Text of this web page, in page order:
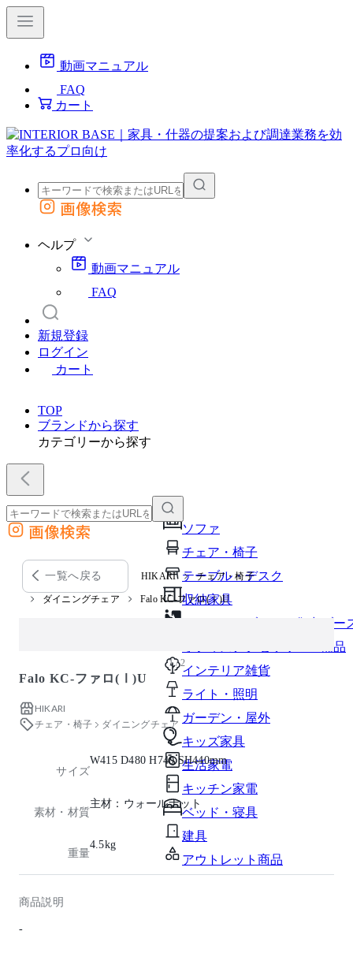
動画マニュアル
FAQ
カート
外部サイトの商品をカートに追加
画像検索
ヘルプ
動画マニュアル
FAQ
新規登録
ログイン
カート
TOP
ブランドから探す
カテゴリーから探す
ソファ
チェア・椅子
テーブル・デスク
収納家具
パーソナルブース・集中ブー
オフィスアクセサリー・備品
インテリア雑貨
ライト・照明
ガーデン・屋外
キッズ家具
生活家電
キッチン家電
ベッド・寝具
建具
アウトレット商品
外部サイトの商品をカートに追加
他のサイトで見つけた商品ページのURLを貼り付けて、カートに追加できます
画像検索
一覧へ戻る HIKARI チェア・椅子
ダイニングチェア Falo KC-ファロ(Ⅰ)U
1 / 2
Falo KC-ファロ(Ⅰ)U
HIKARI
チェア・椅子
ダイニングチェア
サイズ
W415 D480 H740 SH440mm
素材・材質
主材：ウォールナット
重量
4.5kg
商品説明
-